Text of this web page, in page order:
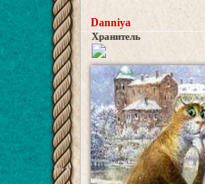
Danniya
Хранитель